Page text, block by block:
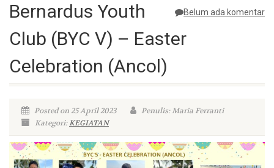
Belum ada komentar
Bernardus Youth
Club (BYC V) – Easter
Celebration (Ancol)
Posted on 25 April 2023
Penulis: Maria Ferranti
Kategori:KEGIATAN